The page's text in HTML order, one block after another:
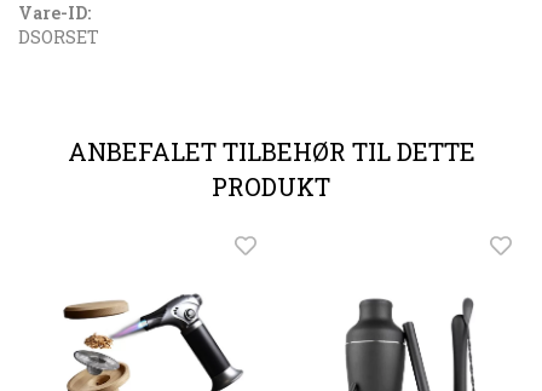
Vare-ID:
DSORSET
ANBEFALET TILBEHØR TIL DETTE
PRODUKT